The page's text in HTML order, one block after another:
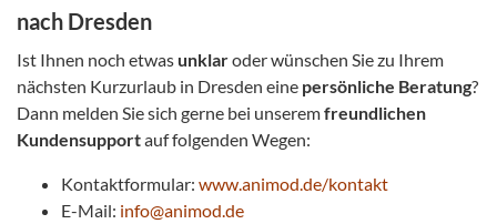
nach Dresden
Ist Ihnen noch etwas unklaroder wünschen Sie zu Ihrem
nächsten Kurzurlaub in Dresden eine persönliche Beratung?
Dann melden Sie sich gerne bei unseremfreundlichen
Kundensupportauf folgenden Wegen:
Kontaktformular: www.animod.de/kontakt
E-Mail: info@animod.de